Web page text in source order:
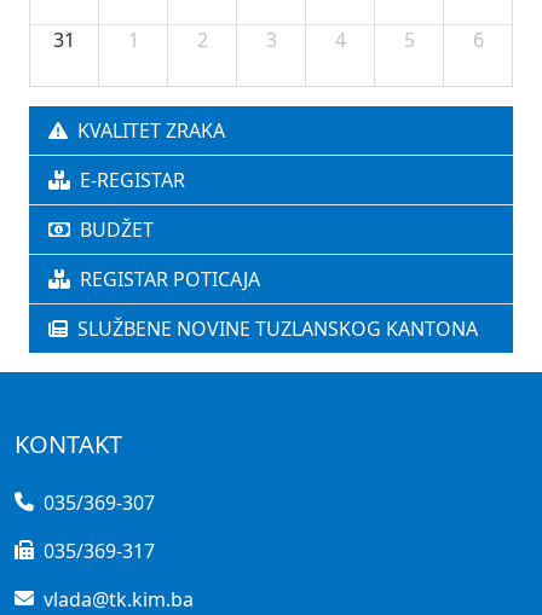
31 1 2 3 4 5 6
KVALITET ZRAKA
E-REGISTAR
BUDŽET
REGISTAR POTICAJA
SLUŽBENE NOVINE TUZLANSKOG KANTONA
KONTAKT
035/369-307
035/369-317
vlada@tk.kim.ba